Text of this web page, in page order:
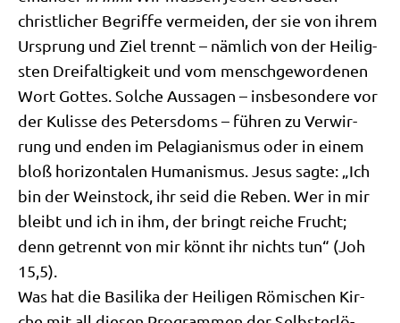
christ­li­cher Begrif­fe ver­mei­den, der sie von ihrem
Ursprung und Ziel trennt – näm­lich von der Hei­lig­
sten Drei­fal­tig­keit und vom mensch­ge­wor­de­nen
Wort Got­tes. Sol­che Aus­sa­gen – ins­be­son­de­re vor
der Kulis­se des Peters­doms – füh­ren zu Ver­wir­
rung und enden im Pela­gia­nis­mus oder in einem
bloß hori­zon­ta­len Huma­nis­mus. Jesus sag­te: „Ich
bin der Wein­stock, ihr seid die Reben. Wer in mir
bleibt und ich in ihm, der bringt rei­che Frucht;
denn getrennt von mir könnt ihr nichts tun“ (Joh
15,5).
Was hat die Basi­li­ka der Hei­li­gen Römi­schen Kir­